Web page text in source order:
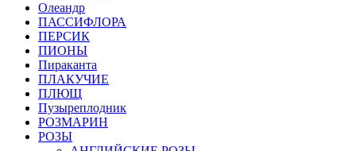
Олеандр
ПАССИФЛОРА
ПЕРСИК
ПИОНЫ
Пираканта
ПЛАКУЧИЕ
ПЛЮЩ
Пузыреплодник
РОЗМАРИН
РОЗЫ